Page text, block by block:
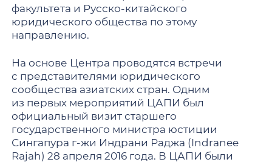
факультета и Русско-китайского
юридического общества по этому
направлению.
На основе Центра проводятся встречи
с представителями юридического
сообщества азиатских стран. Одним
из первых мероприятий ЦАПИ был
официальный визит старшего
государственного министра юстиции
Сингапура г-жи Индрани Раджа (Indranee
Rajah) 28 апреля 2016 года. В ЦАПИ были